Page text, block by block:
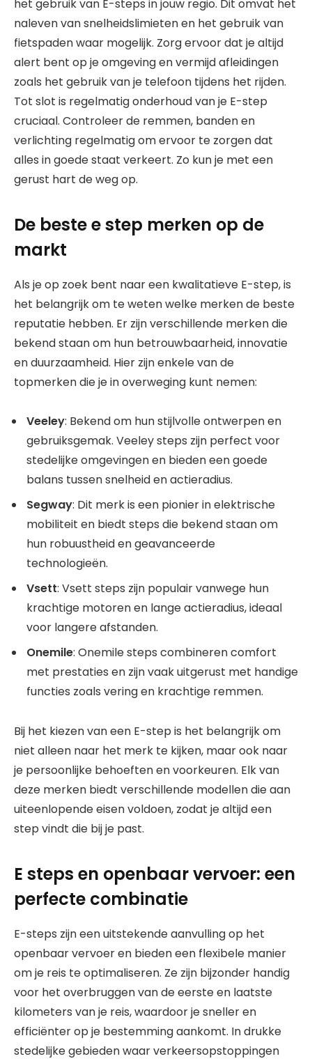
het gebruik van E-steps in jouw regio. Dit omvat het
naleven van snelheidslimieten en het gebruik van
fietspaden waar mogelijk. Zorg ervoor dat je altijd
alert bent op je omgeving en vermijd afleidingen
zoals het gebruik van je telefoon tijdens het rijden.
Tot slot is regelmatig onderhoud van je E-step
cruciaal. Controleer de remmen, banden en
verlichting regelmatig om ervoor te zorgen dat
alles in goede staat verkeert. Zo kun je met een
gerust hart de weg op.
De beste e step merken op de
markt
Als je op zoek bent naar een kwalitatieve E-step, is
het belangrijk om te weten welke merken de beste
reputatie hebben. Er zijn verschillende merken die
bekend staan om hun betrouwbaarheid, innovatie
en duurzaamheid. Hier zijn enkele van de
topmerken die je in overweging kunt nemen:
Veeley: Bekend om hun stijlvolle ontwerpen en
gebruiksgemak. Veeley steps zijn perfect voor
stedelijke omgevingen en bieden een goede
balans tussen snelheid en actieradius.
Segway: Dit merk is een pionier in elektrische
mobiliteit en biedt steps die bekend staan om
hun robuustheid en geavanceerde
technologieën.
Vsett: Vsett steps zijn populair vanwege hun
krachtige motoren en lange actieradius, ideaal
voor langere afstanden.
Onemile: Onemile steps combineren comfort
met prestaties en zijn vaak uitgerust met handige
functies zoals vering en krachtige remmen.
Bij het kiezen van een E-step is het belangrijk om
niet alleen naar het merk te kijken, maar ook naar
je persoonlijke behoeften en voorkeuren. Elk van
deze merken biedt verschillende modellen die aan
uiteenlopende eisen voldoen, zodat je altijd een
step vindt die bij je past.
E steps en openbaar vervoer: een
perfecte combinatie
E-steps zijn een uitstekende aanvulling op het
openbaar vervoer en bieden een flexibele manier
om je reis te optimaliseren. Ze zijn bijzonder handig
voor het overbruggen van de eerste en laatste
kilometers van je reis, waardoor je sneller en
efficiënter op je bestemming aankomt. In drukke
stedelijke gebieden waar verkeersopstoppingen